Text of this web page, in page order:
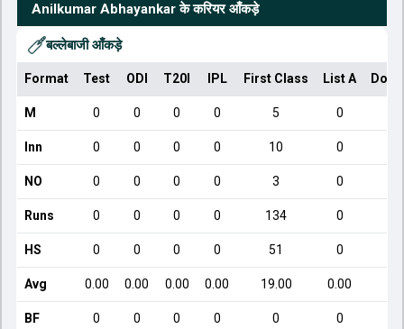
Anilkumar Abhayankar के करियर आँकड़े
बल्लेबाजी आँकड़े
Format Test ODI T20I IPL First Class List A
M 0 0 0 0 5 0
Inn 0 0 0 0 10 0
NO 0 0 0 0 3 0
Runs 0 0 0 0 134 0
HS 0 0 0 0 51 0
Avg 0.00 0.00 0.00 0.00 19.00 0.00
BF 0 0 0 0 0 0